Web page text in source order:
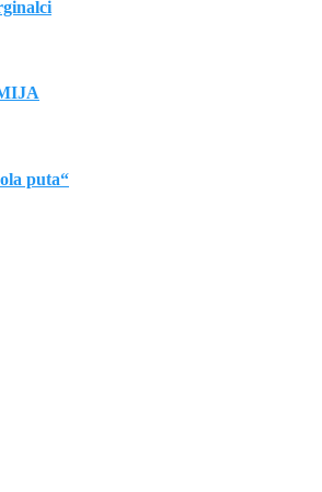
puta“